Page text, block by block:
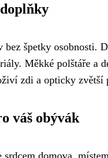
bez špetky osobnosti.
Měkké polštáře a
zdi a opticky zvětší
váš obývák
domova,